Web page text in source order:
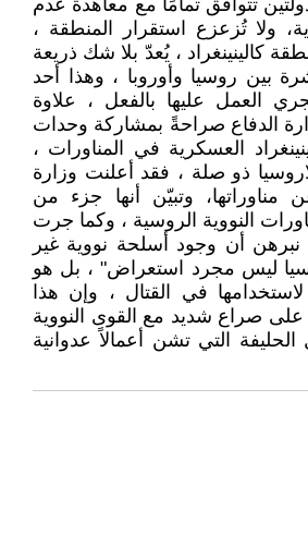
تتوافق تمامًا مع معاهدة عدم
ولا تُزعزع استقرار المنطقة ،
كالينينغراد ، يُعدّ بلا شك ذريعة
بين روسيا وأوروبا ، وهذا أحد
العمل عليها بالفعل ، علاوة
الدفاع صراحةً بمشاركة وحدات
العسكرية في المناورات ،
ذو صلة ، فقد أعلنت وزارة
مناوراتها، وتبيّن أنها جزء من
النووية الروسية ، وكما جرت
"فإننا نبرهن أن وجود أسلحة نووية غير
ليس مجرد استعراض" ، بل هو
في القتال ، وإن هذا
على صراع شديد مع القوى النووية
الحليفة التي تشن أعمالاً عدوانية